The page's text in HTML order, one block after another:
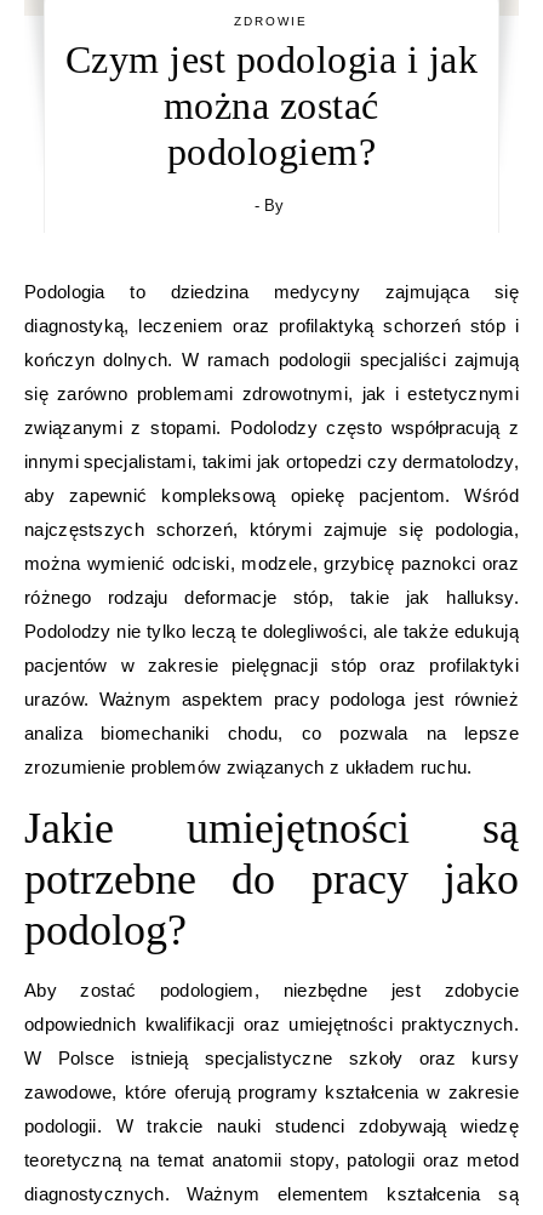
ZDROWIE
Czym jest podologia i jak
można zostać
podologiem?
- By
Podologia to dziedzina medycyny zajmująca się
diagnostyką, leczeniem oraz profilaktyką schorzeń stóp i
kończyn dolnych. W ramach podologii specjaliści zajmują
się zarówno problemami zdrowotnymi, jak i estetycznymi
związanymi z stopami. Podolodzy często współpracują z
innymi specjalistami, takimi jak ortopedzi czy dermatolodzy,
aby zapewnić kompleksową opiekę pacjentom. Wśród
najczęstszych schorzeń, którymi zajmuje się podologia,
można wymienić odciski, modzele, grzybicę paznokci oraz
różnego rodzaju deformacje stóp, takie jak halluksy.
Podolodzy nie tylko leczą te dolegliwości, ale także edukują
pacjentów w zakresie pielęgnacji stóp oraz profilaktyki
urazów. Ważnym aspektem pracy podologa jest również
analiza biomechaniki chodu, co pozwala na lepsze
zrozumienie problemów związanych z układem ruchu.
Jakie umiejętności są
potrzebne do pracy jako
podolog?
Aby zostać podologiem, niezbędne jest zdobycie
odpowiednich kwalifikacji oraz umiejętności praktycznych.
W Polsce istnieją specjalistyczne szkoły oraz kursy
zawodowe, które oferują programy kształcenia w zakresie
podologii. W trakcie nauki studenci zdobywają wiedzę
teoretyczną na temat anatomii stopy, patologii oraz metod
diagnostycznych. Ważnym elementem kształcenia są